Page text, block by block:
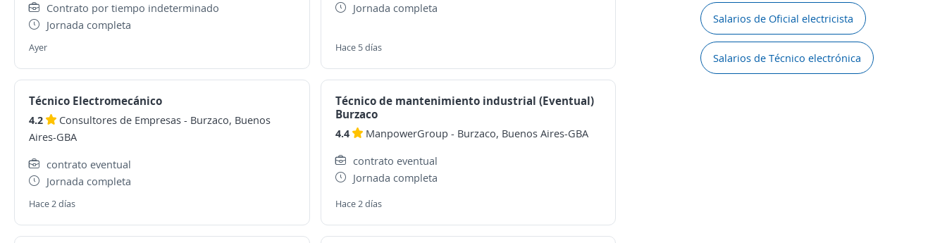
Contrato por tiempo indeterminado
Jornada completa
Ayer
Jornada completa
Hace 5 días
Técnico Electromecánico
4.2 Consultores de Empresas - Burzaco, Buenos
Aires-GBA
contrato eventual
Jornada completa
Hace 2 días
Técnico de mantenimiento industrial (Eventual)
Burzaco
4.4 ManpowerGroup - Burzaco, Buenos Aires-GBA
contrato eventual
Jornada completa
Hace 2 días
Salarios de Oficial electricista
Salarios de Técnico electrónica